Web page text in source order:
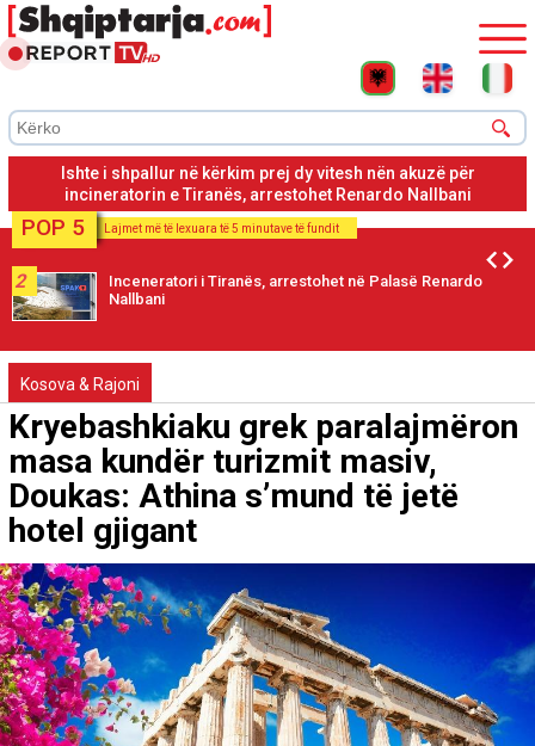
Incineratori i Tiranës, arrestohet nga Policia e Vlorës Renardo
Nallbani, i akuzuar për disa vepra penale
POP 5 Lajmet më të lexuara të 5 minutave të fundit
2
Inceneratori i Tiranës, arrestohet në Palasë Renardo
Nallbani
Kosova & Rajoni
Kryebashkiaku grek paralajmëron
masa kundër turizmit masiv,
Doukas: Athina s’mund të jetë
hotel gjigant